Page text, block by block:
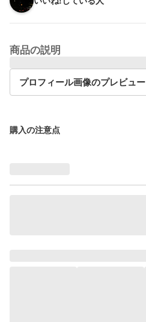
商品の説明
プロフィール画像のプレビュー
購入の注意点